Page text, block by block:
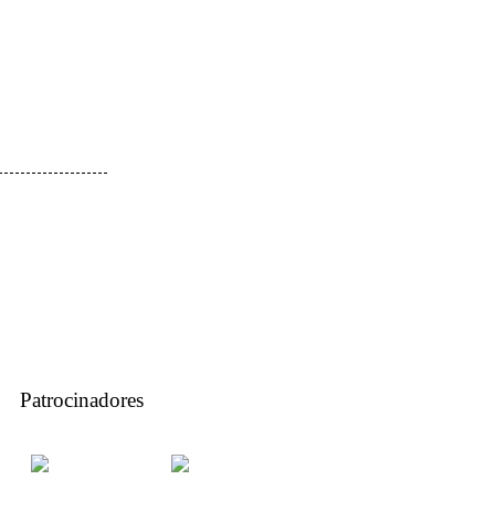
Patrocinadores